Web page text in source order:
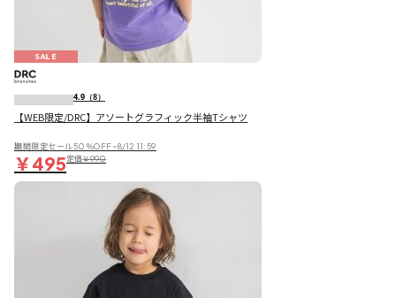
SALE
4.9 （8）
【WEB限定/DRC】アソートグラフィック半袖Tシャツ
期間限定セール50％OFF~8/12 11:59
￥495定価￥990